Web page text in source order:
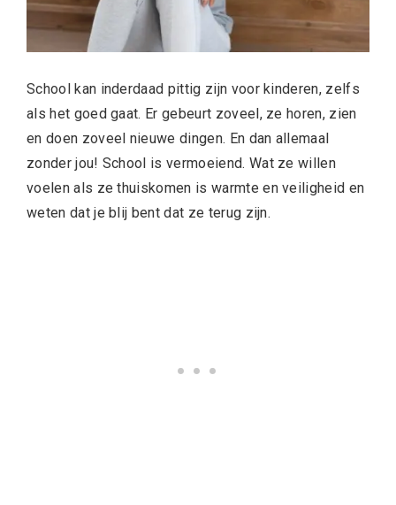
School kan inderdaad pittig zijn voor kinderen, zelfs
als het goed gaat. Er gebeurt zoveel, ze horen, zien
en doen zoveel nieuwe dingen. En dan allemaal
zonder jou! School is vermoeiend. Wat ze willen
voelen als ze thuiskomen is warmte en veiligheid en
weten dat je blij bent dat ze terug zijn.